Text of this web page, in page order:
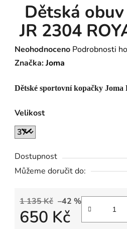
Dětská
JR 2304
Průměrné
hodnocení
je
z
5
Neohodnoceno Podrobnosti
Značka:Joma
Dětské sportovní kopačky
Velikost
Dostupnost
Můžeme doručit do:
1 135 Kč –42 %
650 Kč